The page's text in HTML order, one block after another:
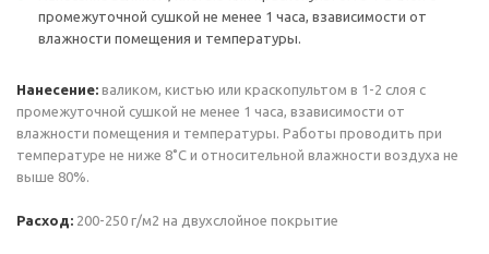
промежуточной сушкой не менее 1 часа, взависимости от
влажности помещения и температуры.
Нанесение: валиком, кистью или краскопультом в 1-2 слоя с
промежуточной сушкой не менее 1 часа, взависимости от
влажности помещения и температуры. Работы проводить при
температуре не ниже 8˚С и относительной влажности воздуха не
выше 80%.
Расход: 200-250 г/м2 на двухслойное покрытие